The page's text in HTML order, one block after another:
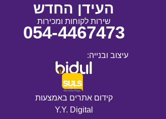
העידן החדש
שירות לקוחות ומכירות
054-4467473
עיצוב ובנייה:
קידום אתרים באמצעות
Y.Y. Digital